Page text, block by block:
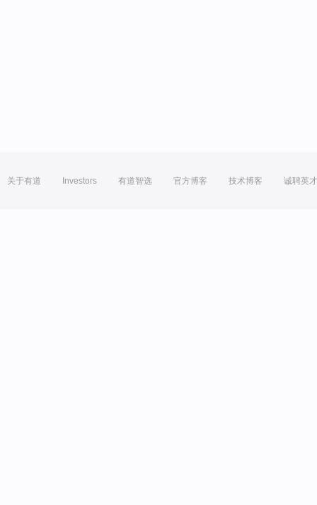
关于有道 Investors 有道智选 官方博客 技术博客 诚聘英才